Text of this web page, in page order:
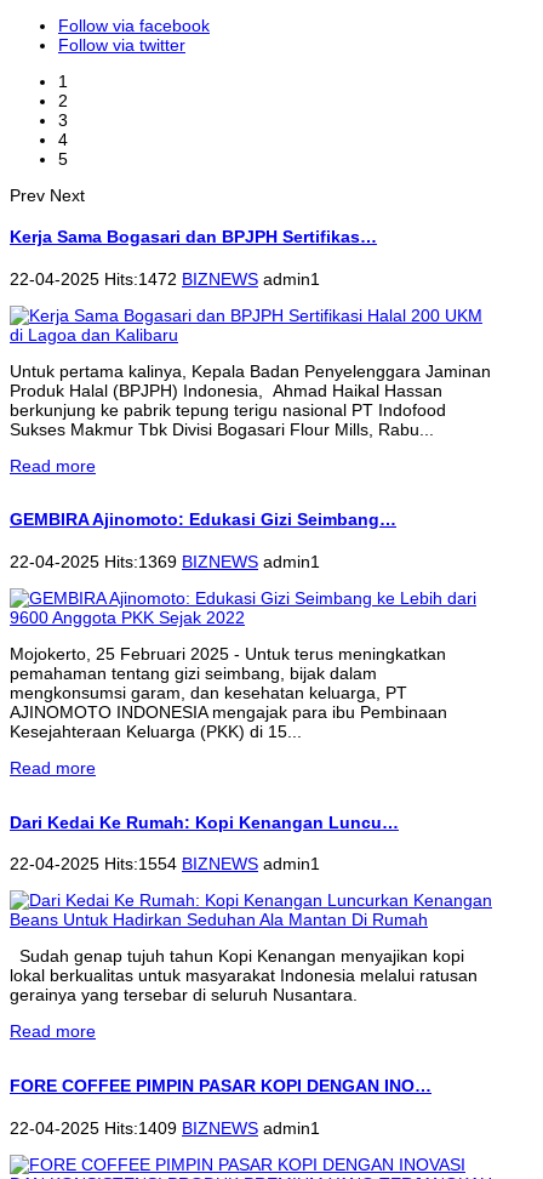
Follow via facebook
Follow via twitter
1
2
3
4
5
Prev Next
Kerja Sama Bogasari dan BPJPH Sertifikas…
22-04-2025 Hits:1472 BIZNEWS admin1
Untuk pertama kalinya, Kepala Badan Penyelenggara Jaminan
Produk Halal (BPJPH) Indonesia, Ahmad Haikal Hassan
berkunjung ke pabrik tepung terigu nasional PT Indofood
Sukses Makmur Tbk Divisi Bogasari Flour Mills, Rabu...
Read more
GEMBIRA Ajinomoto: Edukasi Gizi Seimbang…
22-04-2025 Hits:1369 BIZNEWS admin1
Mojokerto, 25 Februari 2025 - Untuk terus meningkatkan
pemahaman tentang gizi seimbang, bijak dalam
mengkonsumsi garam, dan kesehatan keluarga, PT
AJINOMOTO INDONESIA mengajak para ibu Pembinaan
Kesejahteraan Keluarga (PKK) di 15...
Read more
Dari Kedai Ke Rumah: Kopi Kenangan Luncu…
22-04-2025 Hits:1554 BIZNEWS admin1
Sudah genap tujuh tahun Kopi Kenangan menyajikan kopi
lokal berkualitas untuk masyarakat Indonesia melalui ratusan
gerainya yang tersebar di seluruh Nusantara.
Read more
FORE COFFEE PIMPIN PASAR KOPI DENGAN INO…
22-04-2025 Hits:1409 BIZNEWS admin1